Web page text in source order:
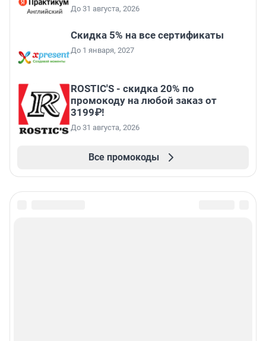
До 31 августа, 2026
Скидка 5% на все сертификаты
До 1 января, 2027
ROSTIC'S - скидка 20% по
промокоду на любой заказ от
3199₽!
До 31 августа, 2026
Все промокоды